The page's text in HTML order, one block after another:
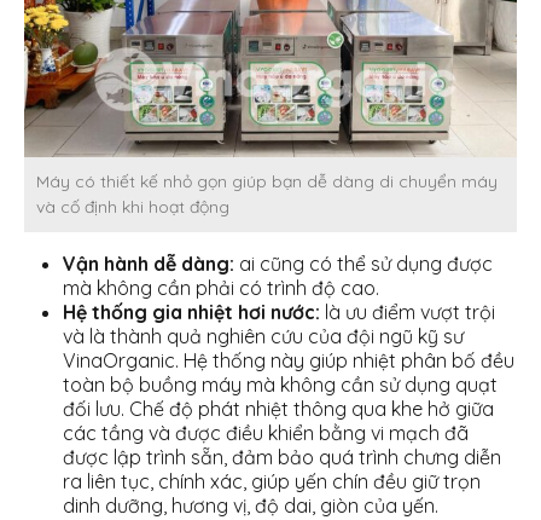
Máy có thiết kế nhỏ gọn giúp bạn dễ dàng di chuyển máy
và cố định khi hoạt động
Vận hành dễ dàng: ai cũng có thể sử dụng được
mà không cần phải có trình độ cao.
Hệ thống gia nhiệt hơi nước: là ưu điểm vượt trội
và là thành quả nghiên cứu của đội ngũ kỹ sư
VinaOrganic. Hệ thống này giúp nhiệt phân bố đều
toàn bộ buồng máy mà không cần sử dụng quạt
đối lưu. Chế độ phát nhiệt thông qua khe hở giữa
các tầng và được điều khiển bằng vi mạch đã
được lập trình sẵn, đảm bảo quá trình chưng diễn
ra liên tục, chính xác, giúp yến chín đều giữ trọn
dinh dưỡng, hương vị, độ dai, giòn của yến.